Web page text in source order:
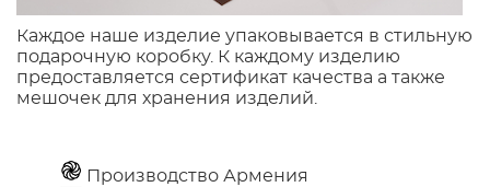
Каждое наше изделие упаковывается в стильную
подарочную коробку. К каждому изделию
предоставляется сертификат качества а также
мешочек для хранения изделий.
Производство Армения